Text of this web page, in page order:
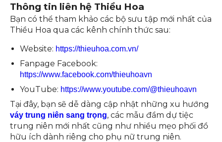
Thông tin liên hệ Thiều Hoa
Bạn có thể tham khảo các bộ sưu tập mới nhất của
Thiều Hoa qua các kênh chính thức sau:
Website: https://thieuhoa.com.vn/
Fanpage Facebook:
https://www.facebook.com/thieuhoavn
YouTube: https://www.youtube.com/@thieuhoavn
Tại đây, bạn sẽ dễ dàng cập nhật những xu hướng
váy trung niên sang trọng, các mẫu đầm dự tiệc
trung niên mới nhất cũng như nhiều mẹo phối đồ
hữu ích dành riêng cho phụ nữ trung niên.